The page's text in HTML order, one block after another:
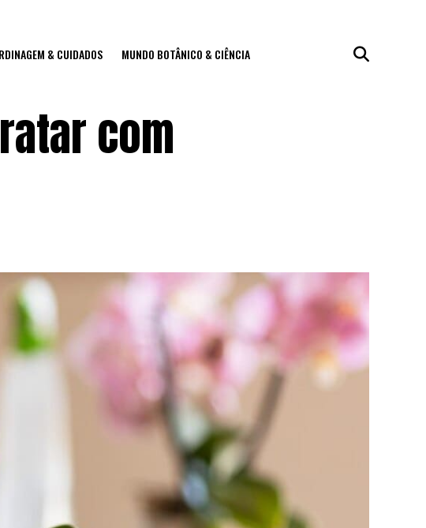
& CUIDADOS MUNDO BOTÂNICO & CIÊNCIA
com